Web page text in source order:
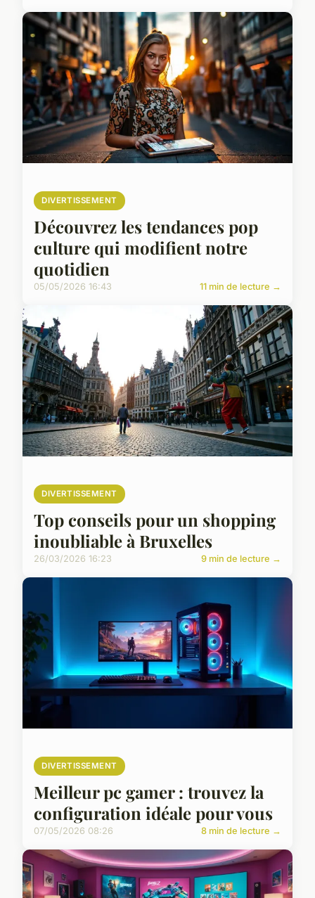
DIVERTISSEMENT
Découvrez les tendances pop
culture qui modifient notre
quotidien
05/05/2026 16:43 11 min de lecture →
DIVERTISSEMENT
Top conseils pour un shopping
inoubliable à Bruxelles
26/03/2026 16:23 9 min de lecture →
DIVERTISSEMENT
Meilleur pc gamer : trouvez la
configuration idéale pour vous
07/05/2026 08:26 8 min de lecture →